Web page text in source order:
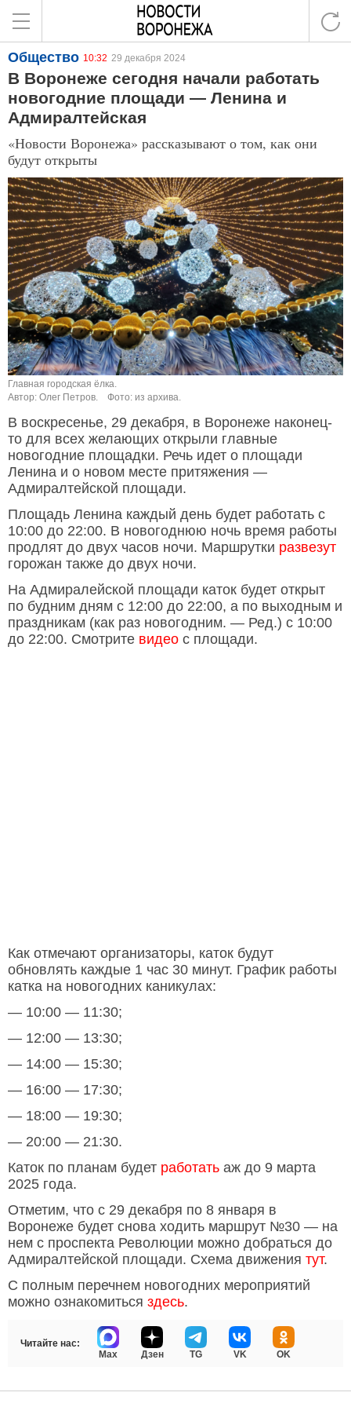
Общество 10:32 29 декабря 2024
В Воронеже сегодня начали работать
новогодние площади — Ленина и
Адмиралтейская
«Новости Воронежа» рассказывают о том, как они
будут открыты
Главная городская ёлка.
Автор: Олег Петров.
Фото: из архива.
В воскресенье, 29 декабря, в Воронеже наконец-
то для всех желающих открыли главные
новогодние площадки. Речь идет о площади
Ленина и о новом месте притяжения —
Адмиралтейской площади.
Площадь Ленина каждый день будет работать с
10:00 до 22:00. В новогоднюю ночь время работы
продлят до двух часов ночи. Маршрутки развезут
горожан также до двух ночи.
На Адмиралейской площади каток будет открыт
по будним дням с 12:00 до 22:00, а по выходным и
праздникам (как раз новогодним. — Ред.) с 10:00
до 22:00. Смотрите видео с площади.
Как отмечают организаторы, каток будут
обновлять каждые 1 час 30 минут. График работы
катка на новогодних каникулах:
— 10:00 — 11:30;
— 12:00 — 13:30;
— 14:00 — 15:30;
— 16:00 — 17:30;
— 18:00 — 19:30;
— 20:00 — 21:30.
Каток по планам будет работать аж до 9 марта
2025 года.
Отметим, что с 29 декабря по 8 января в
Воронеже будет снова ходить маршрут №30 — на
нем с проспекта Революции можно добраться до
Адмиралтейской площади. Схема движения тут.
С полным перечнем новогодних мероприятий
можно ознакомиться здесь.
Читайте нас:
Max
Дзен TG VK OK